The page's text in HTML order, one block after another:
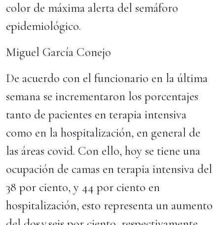
color de máxima alerta del semáforo
epidemiológico.
Miguel García Conejo
De acuerdo con el funcionario en la última
semana se incrementaron los porcentajes
tanto de pacientes en terapia intensiva
como en la hospitalización, en general de
las áreas covid. Con ello, hoy se tiene una
ocupación de camas en terapia intensiva del
38 por ciento, y 44 por ciento en
hospitalización, esto representa un aumento